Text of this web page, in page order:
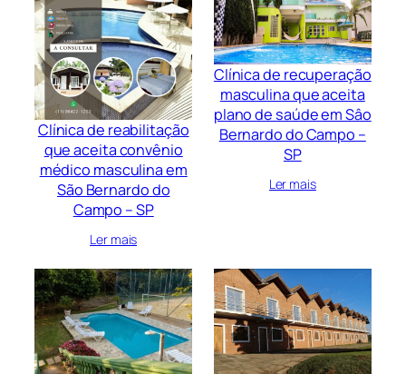
Clínica de reabilitação
que aceita convênio
médico masculina em
São Bernardo do
Campo – SP
Ler mais
Clínica de recuperação
masculina que aceita
plano de saúde em Sâo
Bernardo do Campo –
SP
Ler mais